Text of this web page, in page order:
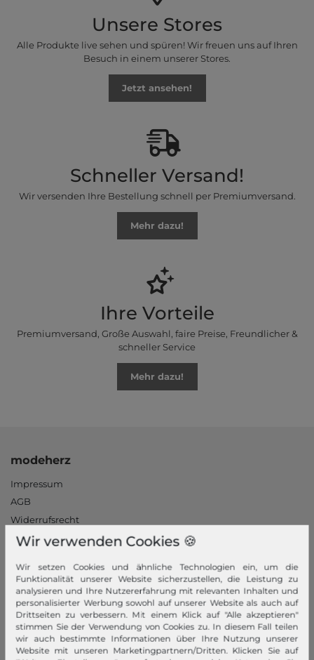
Unsere Stores
Alle Produkte live sehen und spüren! Wir freuen uns auf Ihren
Besuch in einem unserer Stores.
Jetzt ansehen!
Schneller Versand!
Wir versenden Ihre Bestellung schnell per Premiumversand.
Mehr dazu!
Ihre Vorteile
Premiumversand, Große Auswahl, faire Preise, Freundlicher &
schneller Service
Mehr dazu!
modeherz
Impressum
AGB
Widerrufsrecht
Datenschutzerklärung
Barrierefreiheitserklärung
Jobs
Unsere Stores
Mein Konto
Wir verwenden Cookies 🍪
Wir setzen Cookies und ähnliche Technologien ein, um die
Funktionalität unserer Website sicherzustellen, die Leistung zu
analysieren und Ihre Nutzererfahrung mit relevanten Inhalten und
personalisierter Werbung sowohl auf unserer Website als auch auf
Drittseiten zu verbessern. Mit einem Klick auf "Alle akzeptieren"
stimmen Sie der Verwendung von Cookies zu. In diesem Fall teilen
wir auch bestimmte Informationen über Ihre Nutzung unserer
Website mit unseren Marketingpartnern/Dritten. Klicken Sie auf